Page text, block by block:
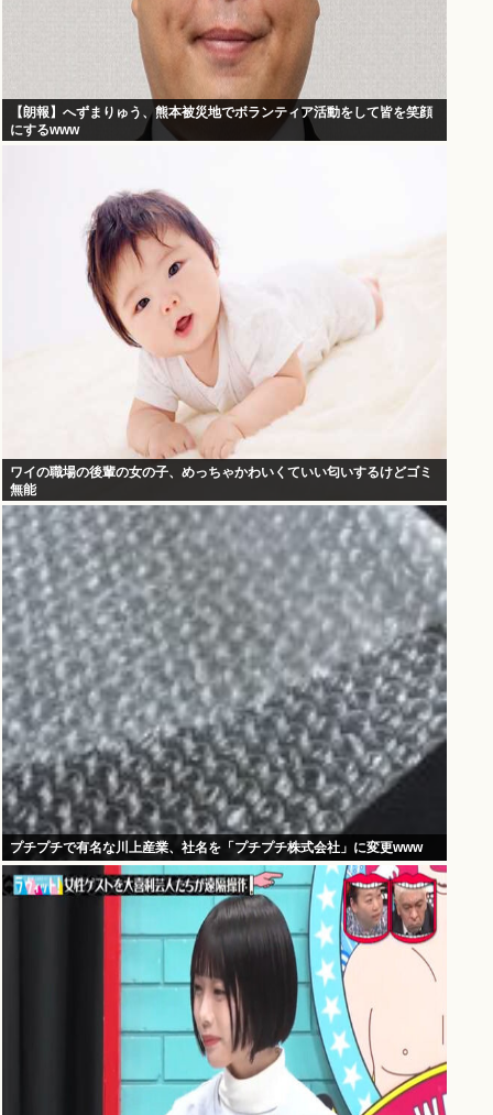
【朗報】へずまりゅう、熊本被災地でボランティア活動をして皆を笑顔
にするwww
ワイの職場の後輩の女の子、めっちゃかわいくていい匂いするけどゴミ
無能
プチプチで有名な川上産業、社名を「プチプチ株式会社」に変更www